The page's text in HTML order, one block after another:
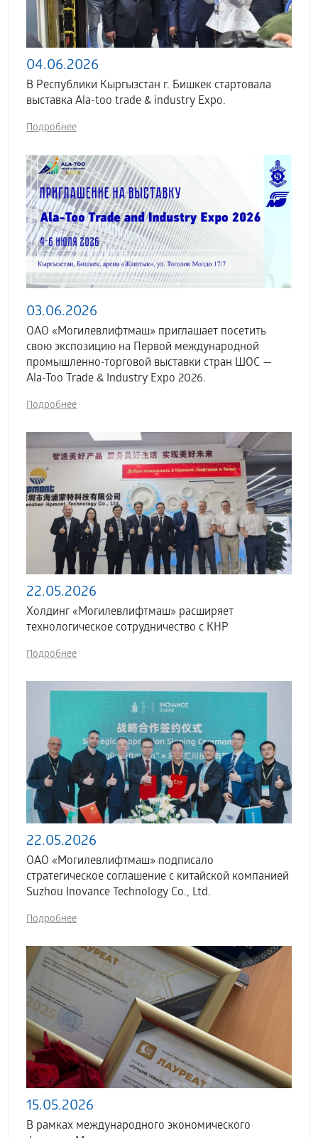
04.06.2026
В Республики Кыргызстан г. Бишкек стартовала
выставка Аla-too trade & industry Expo.
Подробнее
03.06.2026
ОАО «Могилевлифтмаш» приглашает посетить
свою экспозицию на Первой международной
промышленно-торговой выставки стран ШОС —
Ala-Too Trade & Industry Expo 2026.
Подробнее
22.05.2026
Холдинг «Могилевлифтмаш» расширяет
технологическое сотрудничество с КНР
Подробнее
22.05.2026
ОАО «Могилевлифтмаш» подписало
стратегическое соглашение с китайской компанией
Suzhou Inovance Technology Co., Ltd.
Подробнее
15.05.2026
В рамках международного экономического